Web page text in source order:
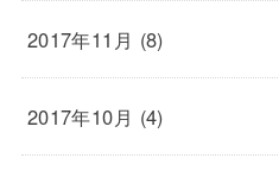
2017年11月 (8)
2017年10月 (4)